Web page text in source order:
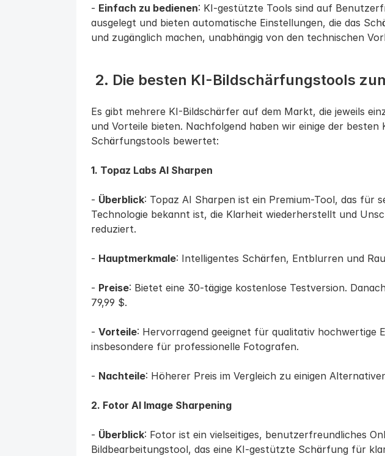
- Einfach zu bedienen: KI-gestützte Tools sind auf
ausgelegt und bieten automatische Einstellungen, die das
und zugänglich machen, unabhängig von den technischen
2. Die besten KI-Bildschärfungstools
Es gibt mehrere KI-Bildschärfer auf dem Markt, die jeweils
und Vorteile bieten. Nachfolgend haben wir einige der besten
Schärfungstools bewertet:
1. Topaz Labs AI Sharpen
- Überblick: Topaz AI Sharpen ist ein Premium-Tool, das für
Technologie bekannt ist, die Klarheit wiederherstellt und
reduziert.
- Hauptmerkmale: Intelligentes Schärfen, Entblurren und
- Preise: Bietet eine 30-tägige kostenlose Testversion.
79,99 $.
- Vorteile: Hervorragend geeignet für qualitativ hochwertige
insbesondere für professionelle Fotografen.
- Nachteile: Höherer Preis im Vergleich zu einigen
2. Fotor AI Image Sharpening
- Überblick: Fotor ist ein vielseitiges, benutzerfreundliches
Bildbearbeitungstool, das eine KI-gestützte Schärfung für